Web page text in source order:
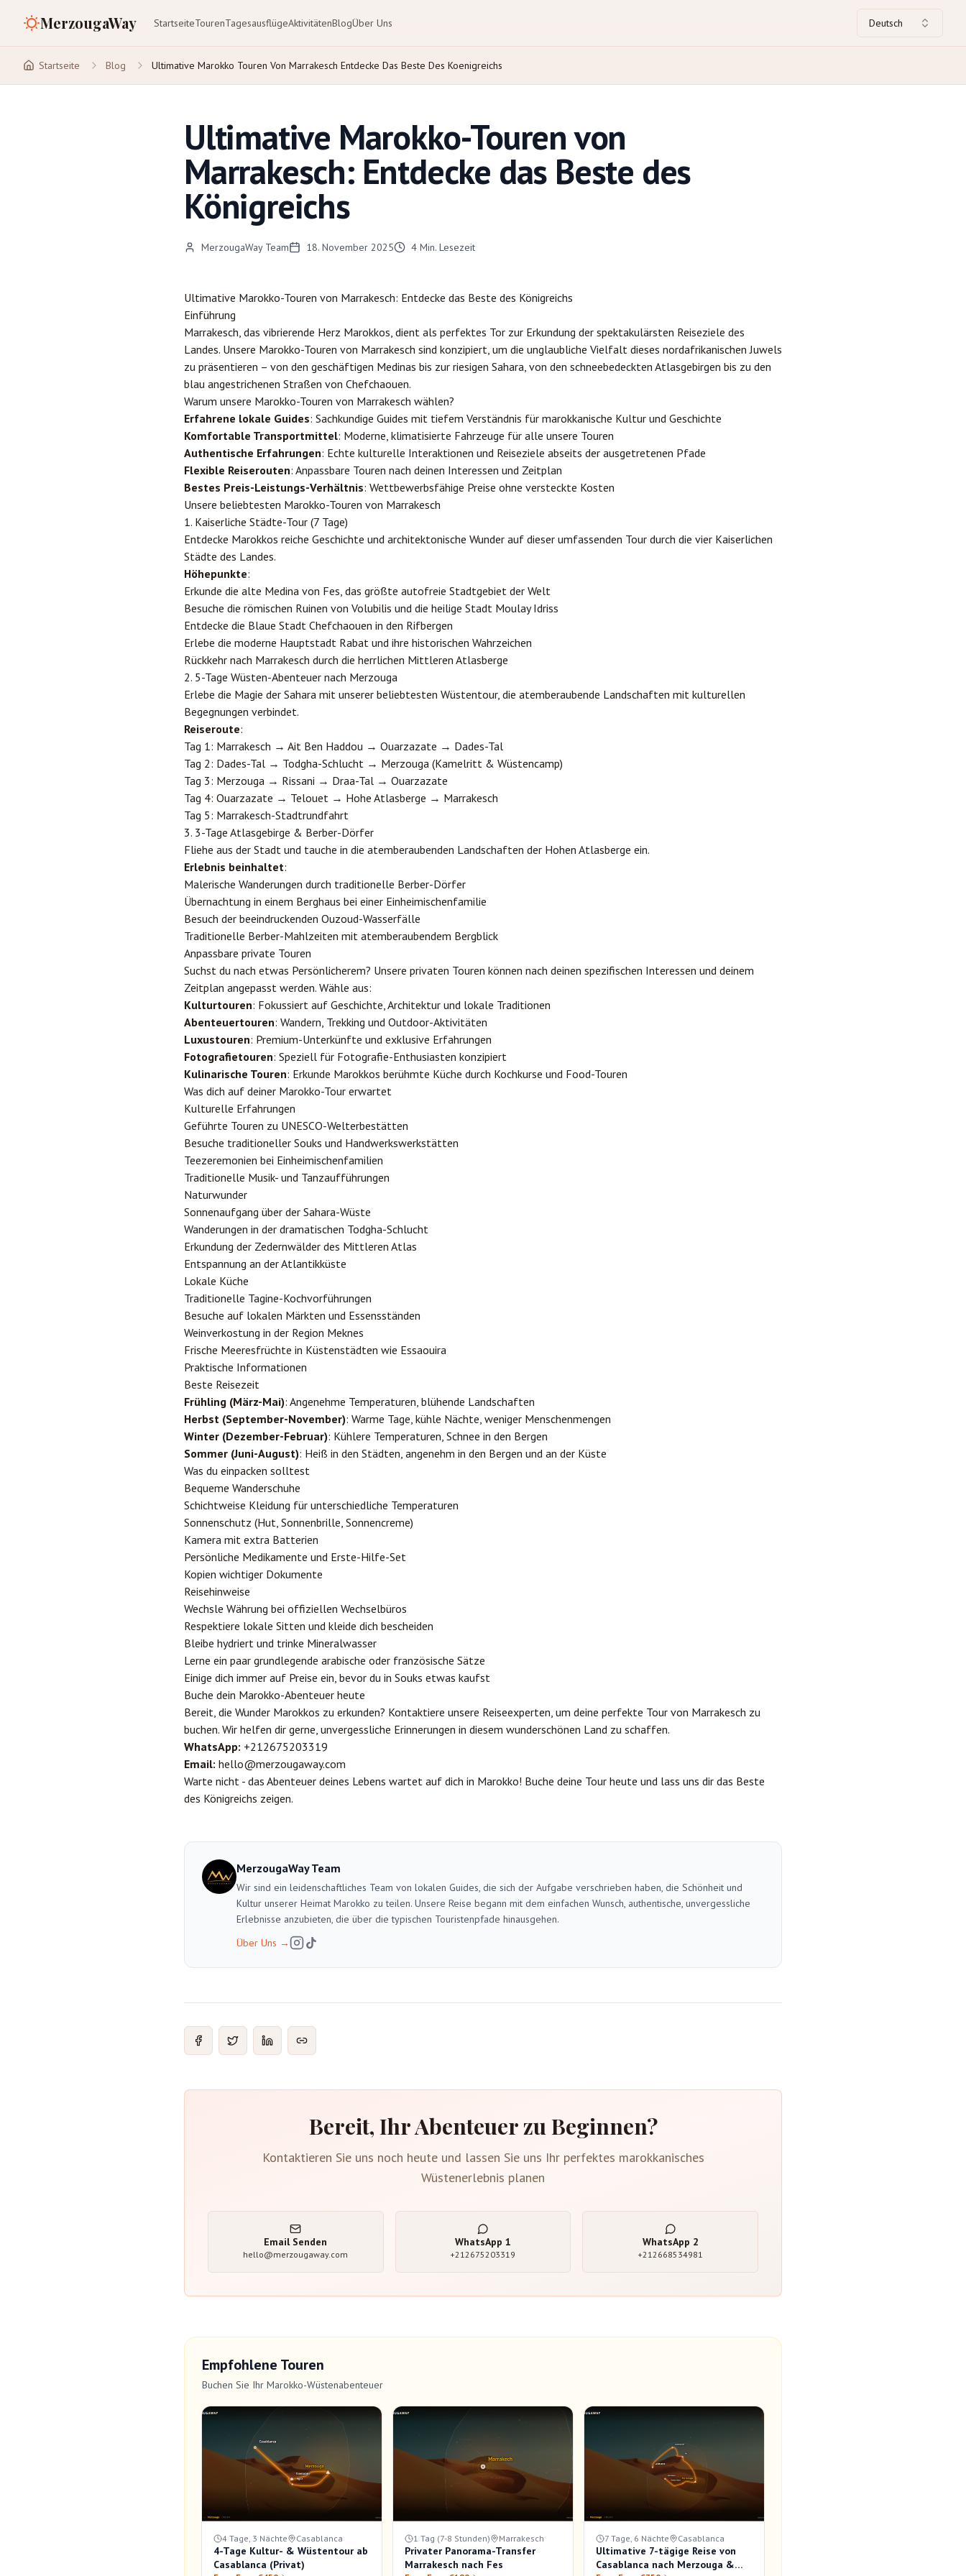
MerzougaWay StartseiteTourenTagesausflügeAktivitätenBlogÜber Uns Deutsch
Startseite Blog Ultimative Marokko Touren Von Marrakesch Entdecke Das Beste Des Koenigreichs
Ultimative Marokko-Touren von
Marrakesch: Entdecke das Beste des
Königreichs
MerzougaWay Team 18. November 2025 4 Min. Lesezeit
Ultimative Marokko-Touren von Marrakesch: Entdecke das Beste des Königreichs
Einführung
Marrakesch, das vibrierende Herz Marokkos, dient als perfektes Tor zur Erkundung der spektakulärsten Reiseziele des
Landes. Unsere Marokko-Touren von Marrakesch sind konzipiert, um die unglaubliche Vielfalt dieses nordafrikanischen Juwels
zu präsentieren – von den geschäftigen Medinas bis zur riesigen Sahara, von den schneebedeckten Atlasgebirgen bis zu den
blau angestrichenen Straßen von Chefchaouen.
Warum unsere Marokko-Touren von Marrakesch wählen?
Erfahrene lokale Guides: Sachkundige Guides mit tiefem Verständnis für marokkanische Kultur und Geschichte
Komfortable Transportmittel: Moderne, klimatisierte Fahrzeuge für alle unsere Touren
Authentische Erfahrungen: Echte kulturelle Interaktionen und Reiseziele abseits der ausgetretenen Pfade
Flexible Reiserouten: Anpassbare Touren nach deinen Interessen und Zeitplan
Bestes Preis-Leistungs-Verhältnis: Wettbewerbsfähige Preise ohne versteckte Kosten
Unsere beliebtesten Marokko-Touren von Marrakesch
1. Kaiserliche Städte-Tour (7 Tage)
Entdecke Marokkos reiche Geschichte und architektonische Wunder auf dieser umfassenden Tour durch die vier Kaiserlichen
Städte des Landes.
Höhepunkte:
Erkunde die alte Medina von Fes, das größte autofreie Stadtgebiet der Welt
Besuche die römischen Ruinen von Volubilis und die heilige Stadt Moulay Idriss
Entdecke die Blaue Stadt Chefchaouen in den Rifbergen
Erlebe die moderne Hauptstadt Rabat und ihre historischen Wahrzeichen
Rückkehr nach Marrakesch durch die herrlichen Mittleren Atlasberge
2. 5-Tage Wüsten-Abenteuer nach Merzouga
Erlebe die Magie der Sahara mit unserer beliebtesten Wüstentour, die atemberaubende Landschaften mit kulturellen
Begegnungen verbindet.
Reiseroute:
Tag 1: Marrakesch → Ait Ben Haddou → Ouarzazate → Dades-Tal
Tag 2: Dades-Tal → Todgha-Schlucht → Merzouga (Kamelritt & Wüstencamp)
Tag 3: Merzouga → Rissani → Draa-Tal → Ouarzazate
Tag 4: Ouarzazate → Telouet → Hohe Atlasberge → Marrakesch
Tag 5: Marrakesch-Stadtrundfahrt
3. 3-Tage Atlasgebirge & Berber-Dörfer
Fliehe aus der Stadt und tauche in die atemberaubenden Landschaften der Hohen Atlasberge ein.
Erlebnis beinhaltet:
Malerische Wanderungen durch traditionelle Berber-Dörfer
Übernachtung in einem Berghaus bei einer Einheimischenfamilie
Besuch der beeindruckenden Ouzoud-Wasserfälle
Traditionelle Berber-Mahlzeiten mit atemberaubendem Bergblick
Anpassbare private Touren
Suchst du nach etwas Persönlicherem? Unsere privaten Touren können nach deinen spezifischen Interessen und deinem
Zeitplan angepasst werden. Wähle aus:
Kulturtouren: Fokussiert auf Geschichte, Architektur und lokale Traditionen
Abenteuertouren: Wandern, Trekking und Outdoor-Aktivitäten
Luxustouren: Premium-Unterkünfte und exklusive Erfahrungen
Fotografietouren: Speziell für Fotografie-Enthusiasten konzipiert
Kulinarische Touren: Erkunde Marokkos berühmte Küche durch Kochkurse und Food-Touren
Was dich auf deiner Marokko-Tour erwartet
Kulturelle Erfahrungen
Geführte Touren zu UNESCO-Welterbestätten
Besuche traditioneller Souks und Handwerkswerkstätten
Teezeremonien bei Einheimischenfamilien
Traditionelle Musik- und Tanzaufführungen
Naturwunder
Sonnenaufgang über der Sahara-Wüste
Wanderungen in der dramatischen Todgha-Schlucht
Erkundung der Zedernwälder des Mittleren Atlas
Entspannung an der Atlantikküste
Lokale Küche
Traditionelle Tagine-Kochvorführungen
Besuche auf lokalen Märkten und Essensständen
Weinverkostung in der Region Meknes
Frische Meeresfrüchte in Küstenstädten wie Essaouira
Praktische Informationen
Beste Reisezeit
Frühling (März-Mai): Angenehme Temperaturen, blühende Landschaften
Herbst (September-November): Warme Tage, kühle Nächte, weniger Menschenmengen
Winter (Dezember-Februar): Kühlere Temperaturen, Schnee in den Bergen
Sommer (Juni-August): Heiß in den Städten, angenehm in den Bergen und an der Küste
Was du einpacken solltest
Bequeme Wanderschuhe
Schichtweise Kleidung für unterschiedliche Temperaturen
Sonnenschutz (Hut, Sonnenbrille, Sonnencreme)
Kamera mit extra Batterien
Persönliche Medikamente und Erste-Hilfe-Set
Kopien wichtiger Dokumente
Reisehinweise
Wechsle Währung bei offiziellen Wechselbüros
Respektiere lokale Sitten und kleide dich bescheiden
Bleibe hydriert und trinke Mineralwasser
Lerne ein paar grundlegende arabische oder französische Sätze
Einige dich immer auf Preise ein, bevor du in Souks etwas kaufst
Buche dein Marokko-Abenteuer heute
Bereit, die Wunder Marokkos zu erkunden? Kontaktiere unsere Reiseexperten, um deine perfekte Tour von Marrakesch zu
buchen. Wir helfen dir gerne, unvergessliche Erinnerungen in diesem wunderschönen Land zu schaffen.
WhatsApp: +212675203319
Email: hello@merzougaway.com
Warte nicht - das Abenteuer deines Lebens wartet auf dich in Marokko! Buche deine Tour heute und lass uns dir das Beste
des Königreichs zeigen.
MerzougaWay Team
Wir sind ein leidenschaftliches Team von lokalen Guides, die sich der Aufgabe verschrieben haben, die Schönheit und
Kultur unserer Heimat Marokko zu teilen. Unsere Reise begann mit dem einfachen Wunsch, authentische, unvergessliche
Erlebnisse anzubieten, die über die typischen Touristenpfade hinausgehen.
Über Uns →
Bereit, Ihr Abenteuer zu Beginnen?
Kontaktieren Sie uns noch heute und lassen Sie uns Ihr perfektes marokkanisches
Wüstenerlebnis planen
Email Senden
hello@merzougaway.com
WhatsApp 1
+212675203319
WhatsApp 2
+212668534981
Empfohlene Touren
Buchen Sie Ihr Marokko-Wüstenabenteuer
4 Tage, 3 Nächte Casablanca
4-Tage Kultur- & Wüstentour ab
Casablanca (Privat)
1 Tag (7-8 Stunden) Marrakesch
Privater Panorama-Transfer
Marrakesch nach Fes
7 Tage, 6 Nächte Casablanca
Ultimative 7-tägige Reise von
Casablanca nach Merzouga &